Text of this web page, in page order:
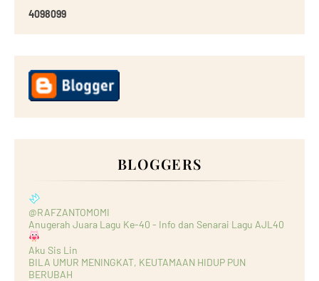
4098099
BLOGGERS
@RAFZANTOMOMI
Anugerah Juara Lagu Ke-40 - Info dan Senarai Lagu AJL40
Aku Sis Lin
BILA UMUR MENINGKAT, KEUTAMAAN HIDUP PUN
BERUBAH